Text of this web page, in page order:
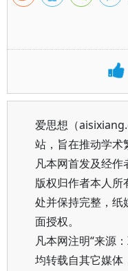
爱思想（
站，旨在推动学术
凡本网首发及经作
版权归作者本人所
处并保持完整，纸
面授权。
凡本网注明“来源
均转载自其它媒体